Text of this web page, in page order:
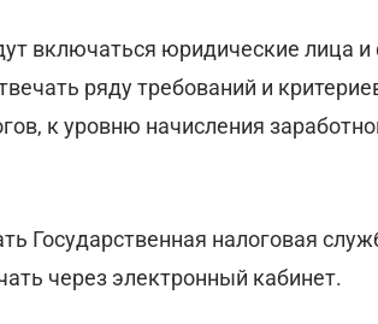
включаться юридические лица
ряду требований и
к уровню начисления
Государственная налоговая
через электронный кабинет.